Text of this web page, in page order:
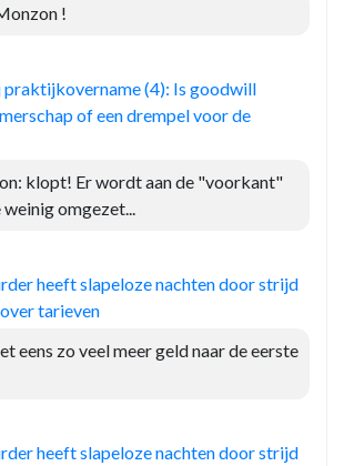
!
(4): Is goodwill
of een drempel voor de
klopt! Er wordt aan de "voorkant"
weinig omgezet...
heeft slapeloze nachten door strijd
tarieven
eens zo veel meer geld naar de eerste
heeft slapeloze nachten door strijd